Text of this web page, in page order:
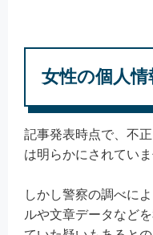
女性の個人
記事発表時点で、不
は明らかにされていま
しかし警察の調べに
ルや文章データなど